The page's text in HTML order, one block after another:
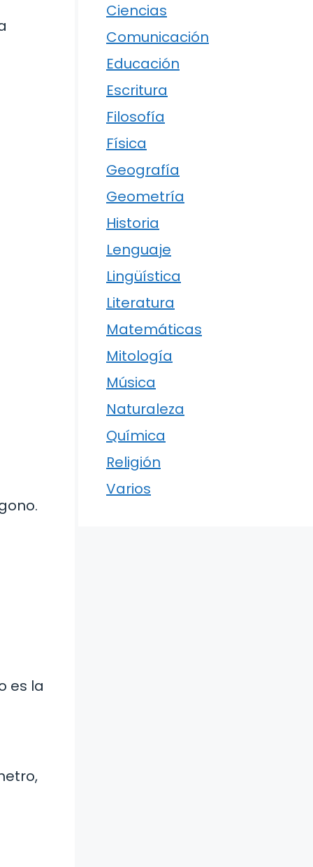
es la
Ciencias
Comunicación
Educación
Escritura
Filosofía
Física
Geografía
Geometría
Historia
Lenguaje
Lingüística
Literatura
Matemáticas
Mitología
Música
Naturaleza
Química
Religión
Varios